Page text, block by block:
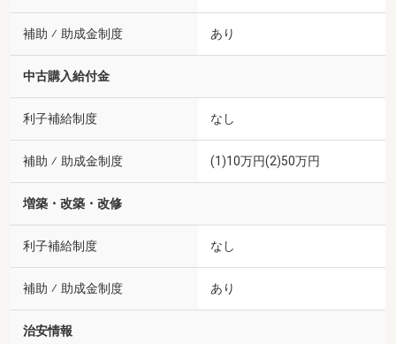
補助 ⁄ 助成金制度 あり
中古購入給付金
利子補給制度 なし
補助 ⁄ 助成金制度 (1)10万円(2)50万円
増築・改築・改修
利子補給制度 なし
補助 ⁄ 助成金制度 あり
治安情報